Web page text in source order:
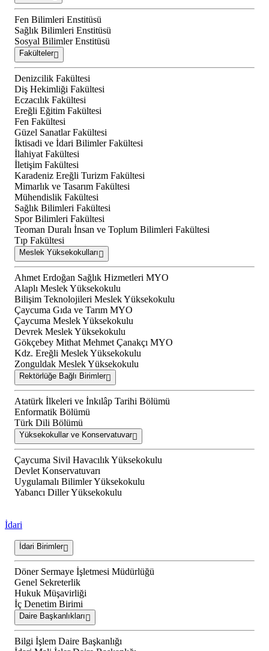
Fen Bilimleri Enstitüsü
Sağlık Bilimleri Enstitüsü
Sosyal Bilimler Enstitüsü
Fakülteler
Denizcilik Fakültesi
Diş Hekimliği Fakültesi
Eczacılık Fakültesi
Ereğli Eğitim Fakültesi
Fen Fakültesi
Güzel Sanatlar Fakültesi
İktisadi ve İdari Bilimler Fakültesi
İlahiyat Fakültesi
İletişim Fakültesi
Karadeniz Ereğli Turizm Fakültesi
Mimarlık ve Tasarım Fakültesi
Mühendislik Fakültesi
Sağlık Bilimleri Fakültesi
Spor Bilimleri Fakültesi
Teoman Duralı İnsan ve Toplum Bilimleri Fakültesi
Tıp Fakültesi
Meslek Yüksekokulları
Ahmet Erdoğan Sağlık Hizmetleri MYO
Alaplı Meslek Yüksekokulu
Bilişim Teknolojileri Meslek Yüksekokulu
Çaycuma Gıda ve Tarım MYO
Çaycuma Meslek Yüksekokulu
Devrek Meslek Yüksekokulu
Gökçebey Mithat Mehmet Çanakçı MYO
Kdz. Ereğli Meslek Yüksekokulu
Zonguldak Meslek Yüksekokulu
Rektörlüğe Bağlı Birimler
Atatürk İlkeleri ve İnkılâp Tarihi Bölümü
Enformatik Bölümü
Türk Dili Bölümü
Yüksekokullar ve Konservatuvar
Çaycuma Sivil Havacılık Yüksekokulu
Devlet Konservatuvarı
Uygulamalı Bilimler Yüksekokulu
Yabancı Diller Yüksekokulu
İdari
İdari Birimler
Döner Sermaye İşletmesi Müdürlüğü
Genel Sekreterlik
Hukuk Müşavirliği
İç Denetim Birimi
Daire Başkanlıkları
Bilgi İşlem Daire Başkanlığı